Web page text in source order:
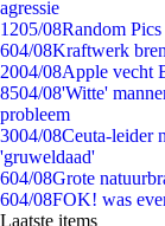
agressie
1205/08Random
604/08Kraftwerk
2004/08Apple vecht
8504/08'Witte'
probleem
3004/08Ceuta-leider
'gruweldaad'
604/08Grote
604/08FOK! was
Laatste items